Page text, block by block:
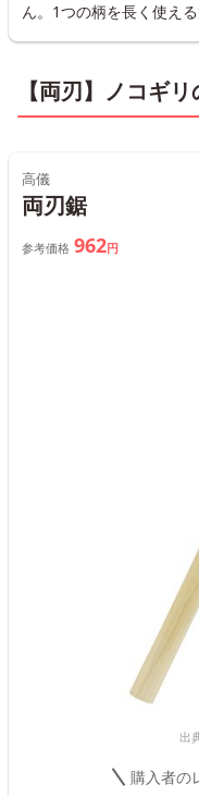
ん。1つの柄を長く使える
【両刃】ノコギ
高儀
両刃鋸
参考価格 962円
出
購入者の